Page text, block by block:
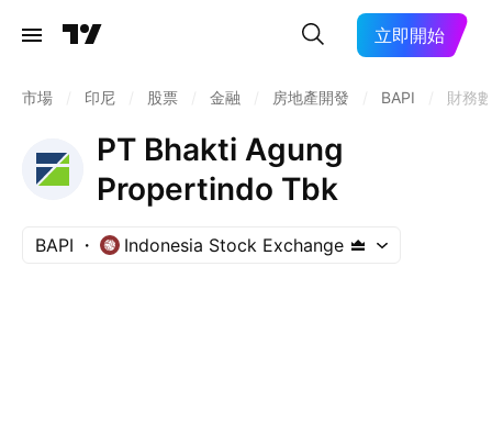
立即開始
市場 印尼 股票 金融 房地產開發 BAPI 財務
PT Bhakti Agung
Propertindo Tbk
BAPI Indonesia Stock Exchange